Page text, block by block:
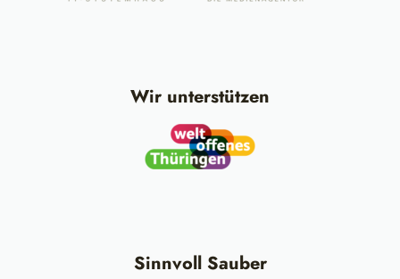
Wir unterstützen
Sinnvoll Sauber